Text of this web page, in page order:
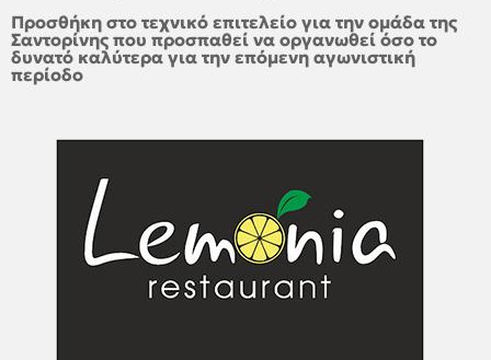
Προσθήκη στο τεχνικό επιτελείο για την ομάδα της
Σαντορίνης που προσπαθεί να οργανωθεί όσο το
δυνατό καλύτερα για την επόμενη αγωνιστική
περίοδο